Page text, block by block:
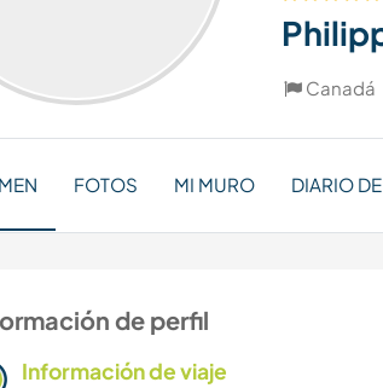
Canadá
FOTOS MI MURO DIARIO
de perfil
Información de viaje